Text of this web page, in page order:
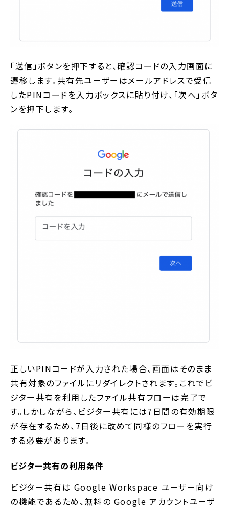
「送信」ボタンを押下すると、確認コードの入力画面に
遷移します。共有先ユーザーはメールアドレスで受信
したPINコードを入力ボックスに貼り付け、「次へ」ボタ
ンを押下します。
正しいPINコードが入力された場合、画面はそのまま
共有対象のファイルにリダイレクトされます。これでビ
ジター共有を利用したファイル共有フローは完了で
す。しかしながら、ビジター共有には7日間の有効期限
が存在するため、7日後に改めて同様のフローを実行
する必要があります。
ビジター共有の利用条件
ビジター共有は Google Workspace ユーザー向け
の機能であるため、無料の Google アカウントユーザ